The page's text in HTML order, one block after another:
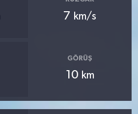
7 km/s
GÖRÜŞ
10 km